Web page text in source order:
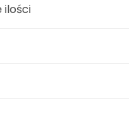
ilości